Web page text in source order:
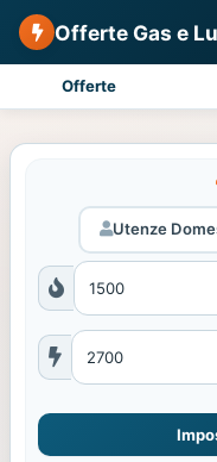
Offerte Gas e
Offerte
Utenze